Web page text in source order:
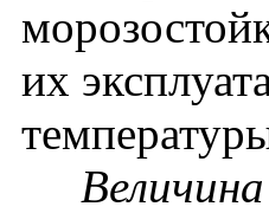
их